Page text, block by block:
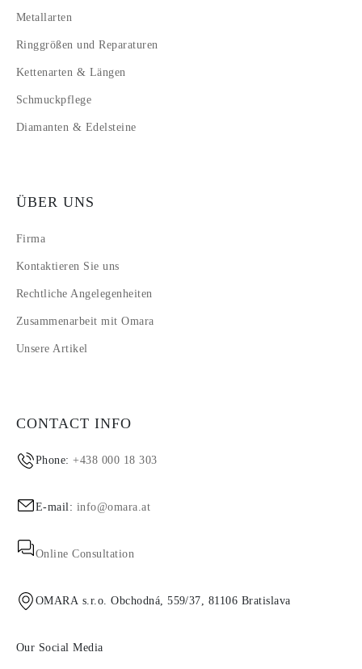
Metallarten
Ringgrößen und Reparaturen
Kettenarten & Längen
Schmuckpflege
Diamanten & Edelsteine
ÜBER UNS
Firma
Kontaktieren Sie uns
Rechtliche Angelegenheiten
Zusammenarbeit mit Omara
Unsere Artikel
CONTACT INFO
Phone:+438 000 18 303
E-mail: info@omara.at
Online Consultation
OMARA s.r.o. Obchodná, 559/37, 81106 Bratislava
Our Social Media